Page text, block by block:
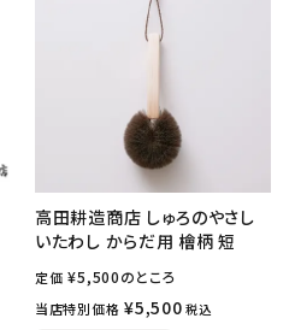
高田耕造商店 しゅろのやさし
いたわし からだ用 檜柄 短
定価 ¥5,500のところ
当店特別価格 ¥5,500 税込